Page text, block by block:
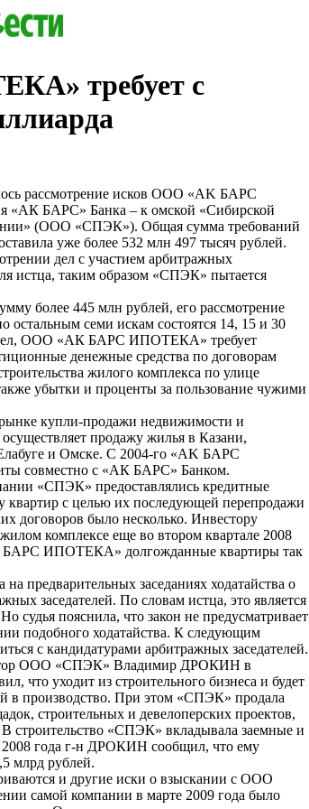
требует с
рассмотрение исков ООО «АK БАРС
«АК БАРС» Банка – к омской «Сибирской
(ООО «СПЭК»). Общая сумма требований
уже более 532 млн 497 тысяч рублей.
дел с участием арбитражных
истца, таким образом «СПЭК» пытается
более 445 млн рублей, его рассмотрение
остальным семи искам состоятся 14, 15 и 30
дел, ООО «АК БАРС ИПОТЕКА» требует
денежные средства по договорам
жилого комплекса по улице
убытки и проценты за пользование чужими
купли-продажи недвижимости и
продажу жилья в Казани,
и Омске. С 2004-го «АK БАРС
совместно с «АК БАРС» Банком.
«СПЭК» предоставлялись кредитные
квартир с целью их последующей перепродажи
договоров было несколько. Инвестору
комплексе еще во втором квартале 2008
БАРС ИПОТЕКА» долгожданные квартиры так
предварительных заседаниях ходатайства о
заседателей. По словам истца, это является
судья пояснила, что закон не предусматривает
подобного ходатайства. К следующим
с кандидатурами арбитражных заседателей.
ООО «СПЭК» Владимир ДРОКИН в
что уходит из строительного бизнеса и будет
в производство. При этом «СПЭК» продала
строительных и девелоперских проектов,
строительство «СПЭК» вкладывала заемные и
2008 года г-н ДРОКИН сообщил, что ему
млрд рублей.
и другие иски о взыскании с ООО
самой компании в марте 2009 года было